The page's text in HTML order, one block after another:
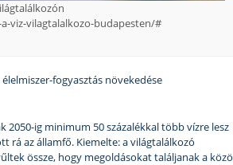
viz-vilagtalalkozo-budapesten/#
fogyasztás növekedése
2050-ig minimum 50 százalékkal több vízre lesz
rá az államfő. Kiemelte: a világtalálkozó
össze, hogy megoldásokat találjanak a